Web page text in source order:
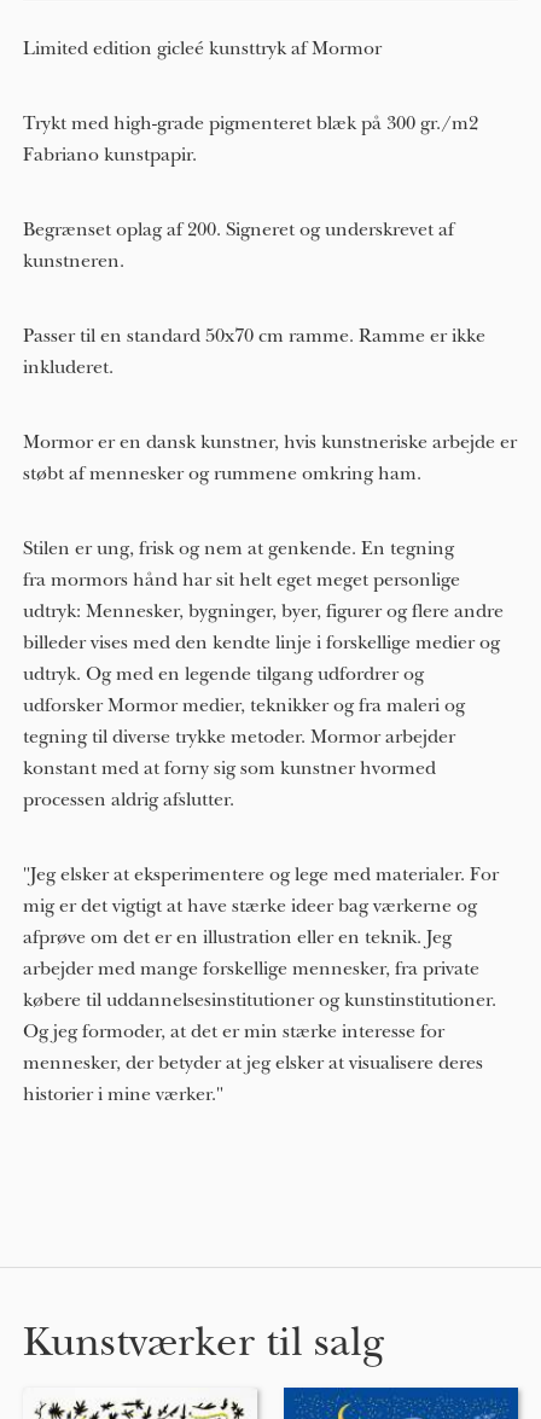
Limited edition gicleé kunsttryk af Mormor
Trykt med high-grade pigmenteret blæk på 300 gr./m2
Fabriano kunstpapir.
Begrænset oplag af 200. Signeret og underskrevet af
kunstneren.
Passer til en standard 50x70 cm ramme. Ramme er ikke
inkluderet.
Mormor er en dansk kunstner, hvis kunstneriske arbejde er
støbt af mennesker og rummene omkring ham.
Stilen er ung, frisk og nem at genkende. En tegning
fra mormors hånd har sit helt eget meget personlige
udtryk: Mennesker, bygninger, byer, figurer og flere andre
billeder vises med den kendte linje i forskellige medier og
udtryk. Og med en legende tilgang udfordrer og
udforsker Mormor medier, teknikker og fra maleri og
tegning til diverse trykke metoder. Mormor arbejder
konstant med at forny sig som kunstner hvormed
processen aldrig afslutter.
"Jeg elsker at eksperimentere og lege med materialer. For
mig er det vigtigt at have stærke ideer bag værkerne og
afprøve om det er en illustration eller en teknik. Jeg
arbejder med mange forskellige mennesker, fra private
købere til uddannelsesinstitutioner og kunstinstitutioner.
Og jeg formoder, at det er min stærke interesse for
mennesker, der betyder at jeg elsker at visualisere deres
historier i mine værker."
Kunstværker til salg